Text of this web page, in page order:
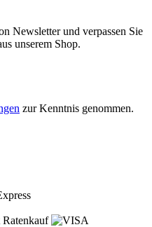
Newsletter und verpassen Sie
unserem Shop.
zur Kenntnis genommen.